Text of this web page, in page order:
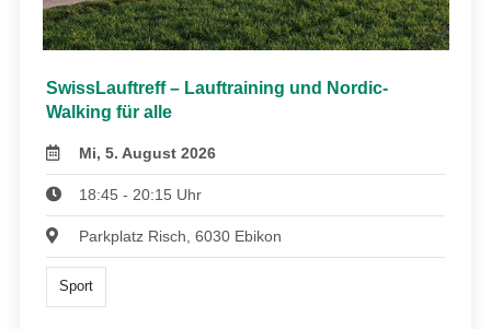
SwissLauftreff – Lauftraining und Nordic-
Walking für alle
Mi, 5. August 2026
18:45 - 20:15 Uhr
Parkplatz Risch, 6030 Ebikon
Sport